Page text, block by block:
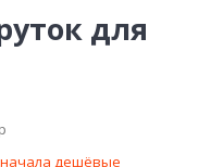
для
дешёвые